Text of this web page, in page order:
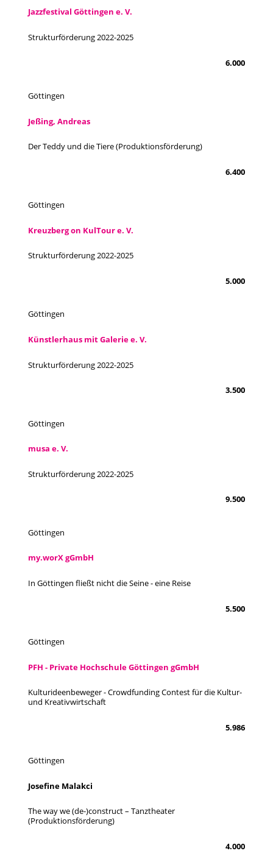
Jazzfestival Göttingen e. V.
Strukturförderung 2022-2025
6.000
Göttingen
Jeßing, Andreas
Der Teddy und die Tiere (Produktionsförderung)
6.400
Göttingen
Kreuzberg on KulTour e. V.
Strukturförderung 2022-2025
5.000
Göttingen
Künstlerhaus mit Galerie e. V.
Strukturförderung 2022-2025
3.500
Göttingen
musa e. V.
Strukturförderung 2022-2025
9.500
Göttingen
my.worX gGmbH
In Göttingen fließt nicht die Seine - eine Reise
5.500
Göttingen
PFH - Private Hochschule Göttingen gGmbH
Kulturideenbeweger - Crowdfunding Contest für die Kultur-
und Kreativwirtschaft
5.986
Göttingen
Josefine Malakci
The way we (de-)construct – Tanztheater
(Produktionsförderung)
4.000